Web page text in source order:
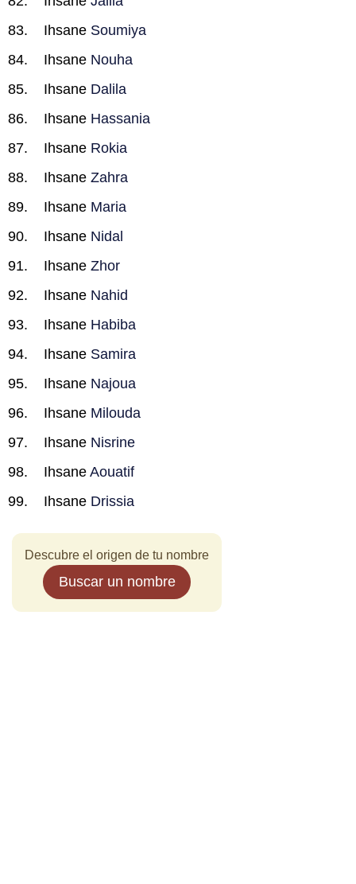
Ihsane Soumiya
Ihsane Nouha
Ihsane Dalila
Ihsane Hassania
Ihsane Rokia
Ihsane Zahra
Ihsane Maria
Ihsane Nidal
Ihsane Zhor
Ihsane Nahid
Ihsane Habiba
Ihsane Samira
Ihsane Najoua
Ihsane Milouda
Ihsane Nisrine
Ihsane Aouatif
Ihsane Drissia
Descubre el origen de tu nombre
Buscar un nombre